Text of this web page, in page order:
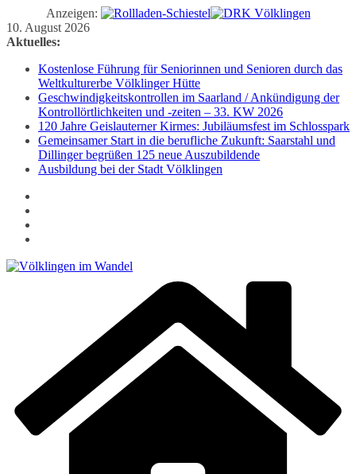
Anzeigen:
Zum
Inhalt
10. August 2026
Aktuelles:
Kostenlose Führung für Seniorinnen und Senioren durch das
Weltkulturerbe Völklinger Hütte
Geschwindigkeitskontrollen im Saarland / Ankündigung der
Kontrollörtlichkeiten und -zeiten – 33. KW 2026
120 Jahre Geislauterner Kirmes: Jubiläumsfest im Schlosspark
Gemeinsamer Start in die berufliche Zukunft: Saarstahl und
Dillinger begrüßen 125 neue Auszubildende
Ausbildung bei der Stadt Völklingen